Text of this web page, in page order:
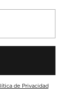
de Privacidad